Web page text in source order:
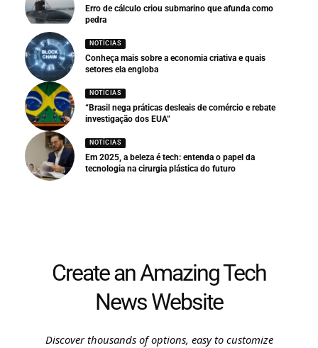
Erro de cálculo criou submarino que afunda como
pedra
NOTÍCIAS
Conheça mais sobre a economia criativa e quais
setores ela engloba
NOTÍCIAS
“Brasil nega práticas desleais de comércio e rebate
investigação dos EUA”
NOTÍCIAS
Em 2025, a beleza é tech: entenda o papel da
tecnologia na cirurgia plástica do futuro
Create an Amazing Tech
News Website
Discover thousands of options, easy to customize